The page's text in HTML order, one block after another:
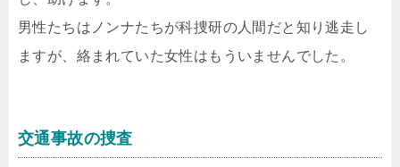
男性たちはノンナたちが科捜研の人間だと知り逃走し
ますが、絡まれていた女性はもういませんでした。
交通事故の捜査